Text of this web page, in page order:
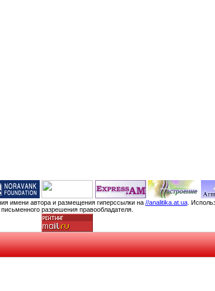
имени автора и размещения гиперссылки на //analitika.at.ua.
письменного разрешения правообладателя.